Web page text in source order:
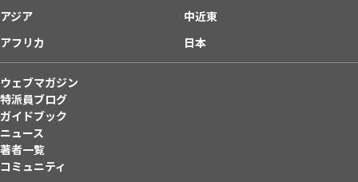
アジア
中近東
アフリカ
日本
ウェブマガジン
特派員ブログ
ガイドブック
ニュース
著者一覧
コミュニティ